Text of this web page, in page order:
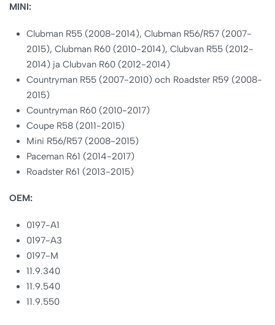
MINI:
Clubman R55 (2008-2014), Clubman R56/R57 (2007-
2015), Clubman R60 (2010-2014), Clubvan R55 (2012-
2014) ja Clubvan R60 (2012-2014)
Countryman R55 (2007-2010) och Roadster R59 (2008-
2015)
Countryman R60 (2010-2017)
Coupe R58 (2011-2015)
Mini R56/R57 (2008-2015)
Paceman R61 (2014-2017)
Roadster R61 (2013-2015)
OEM:
0197-A1
0197-A3
0197-M
11.9.340
11.9.540
11.9.550